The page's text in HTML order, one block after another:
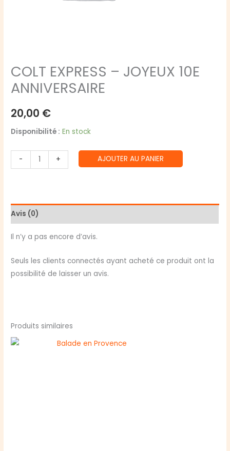
COLT EXPRESS – JOYEUX 10E
ANNIVERSAIRE
20,00 €
Disponibilité : En stock
-
quantité
de
-
JOYEUX
10E
+ AJOUTER AU PANIER
Avis (0)
Il n’y a pas encore d’avis.
Seuls les clients connectés ayant acheté ce produit ont la
possibilité de laisser un avis.
Produits similaires